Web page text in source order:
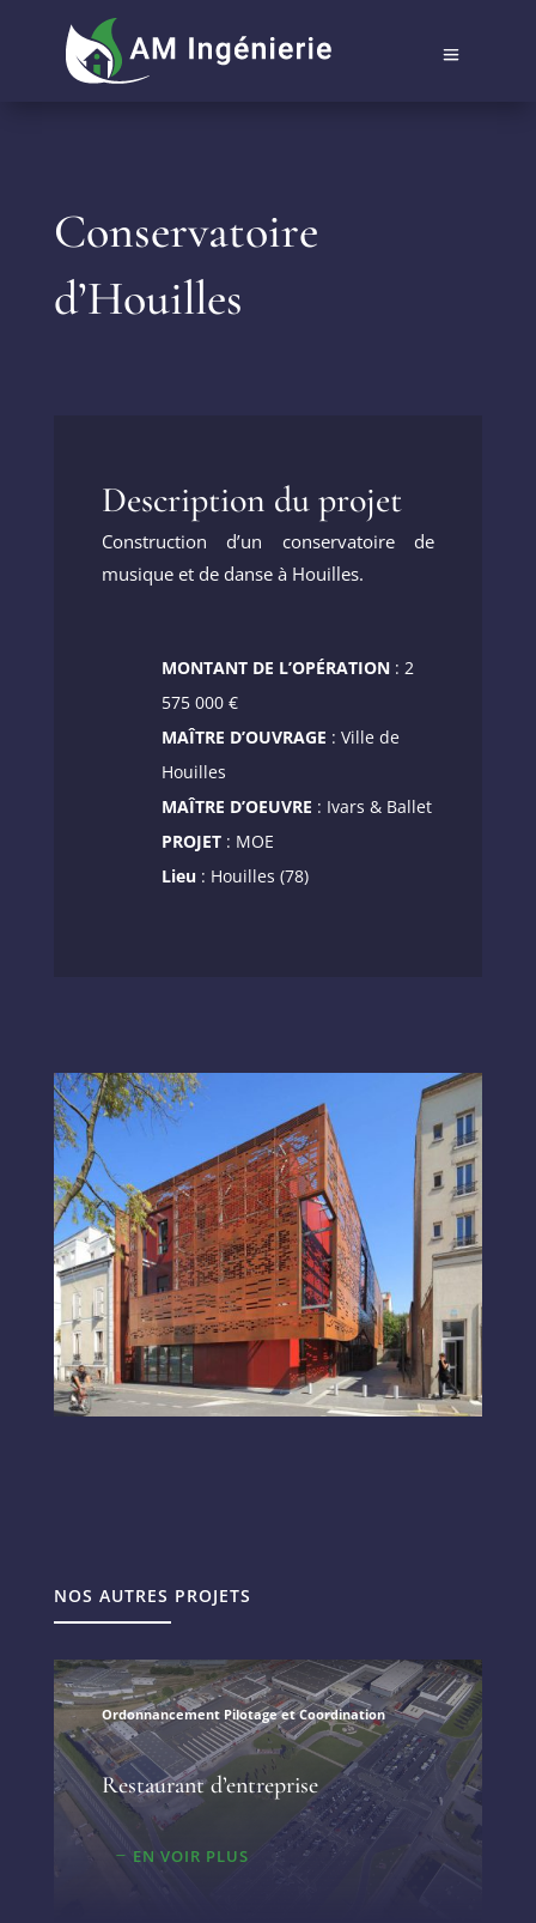
Conservatoire
d’Houilles
Description du projet
Construction d’un conservatoire de
musique et de danse à Houilles.
MONTANT DE L’OPÉRATION: 2
575 000 €
MAÎTRE D’OUVRAGE : Ville de
Houilles
MAÎTRE D’OEUVRE : Ivars & Ballet
PROJET: MOE
Lieu : Houilles (78)
NOS AUTRES PROJETS
Ordonnancement Pilotage et Coordination
Restaurant d’entreprise
EN VOIR PLUS